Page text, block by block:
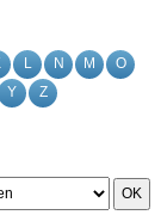
L N M
O
Y Z
OK